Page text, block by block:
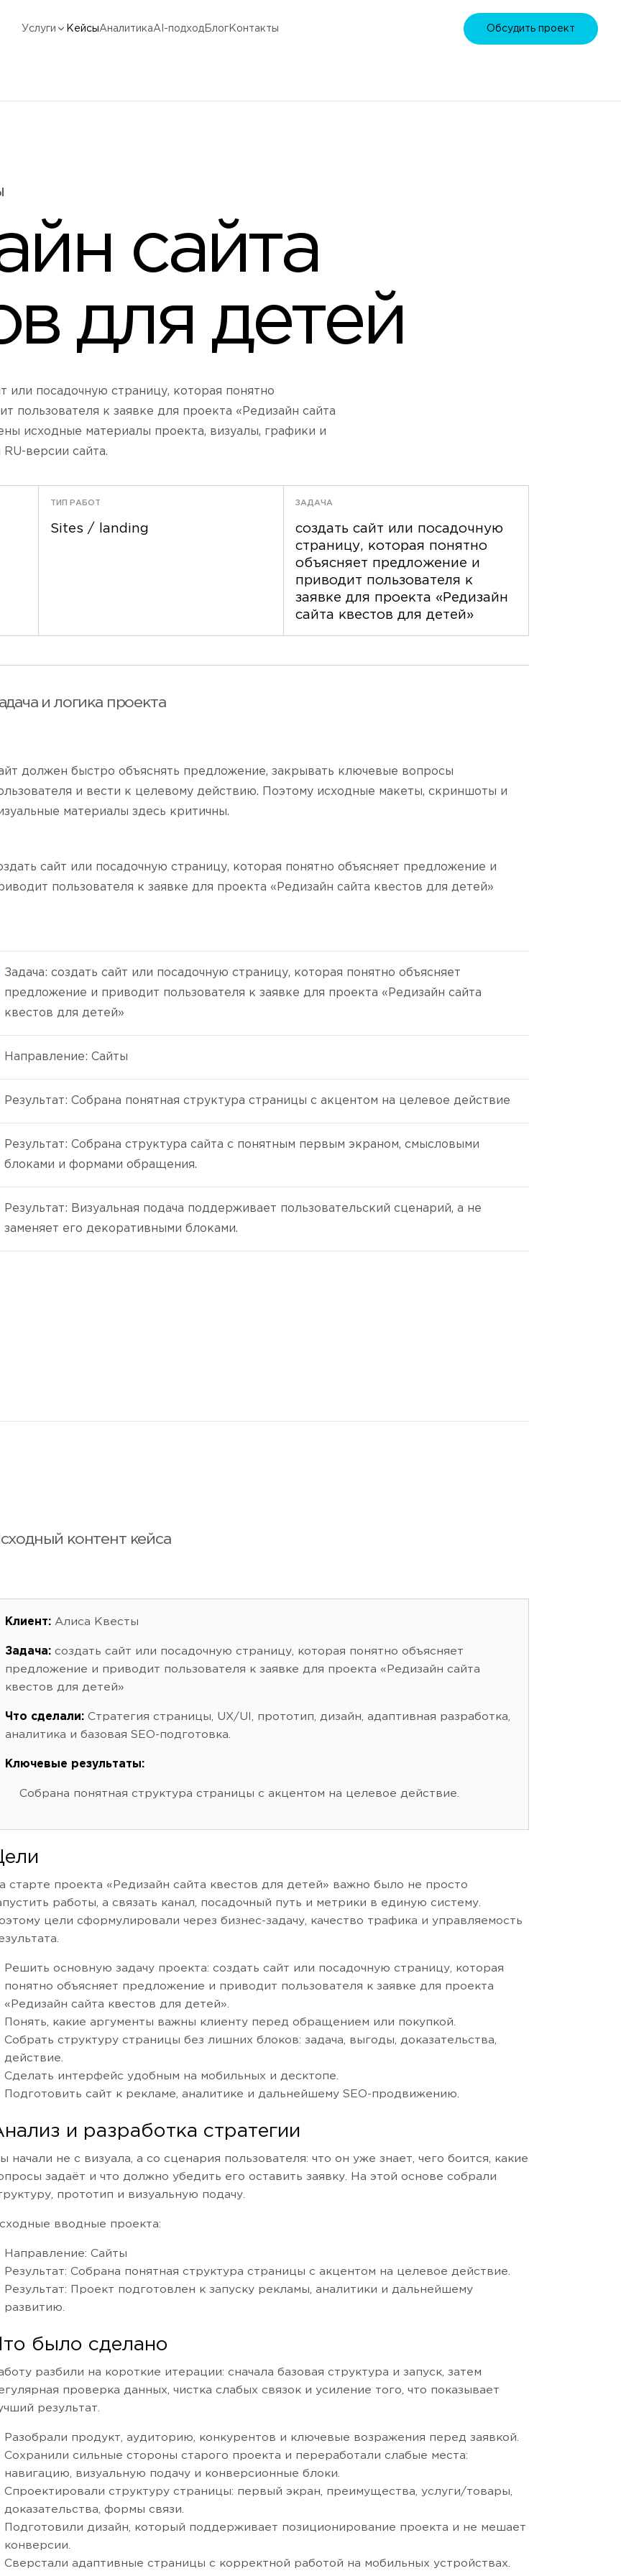
Услуги КейсыАналитикаAI-подход БлогКонтакты Обсудить проект
сайта
для детей
или посадочную страницу, которая понятно
пользователя к заявке для проекта «Редизайн сайта
исходные материалы проекта, визуалы, графики и
версии сайта.
ТИП РАБОТ
Sites / landing
ЗАДАЧА
создать сайт или посадочную
страницу, которая понятно
объясняет предложение и
приводит пользователя к
заявке для проекта «Редизайн
сайта квестов для детей»
и логика проекта
должен быстро объяснять предложение, закрывать ключевые вопросы
и вести к целевому действию. Поэтому исходные макеты, скриншоты и
материалы здесь критичны.
сайт или посадочную страницу, которая понятно объясняет предложение и
пользователя к заявке для проекта «Редизайн сайта квестов для детей»
Задача: создать сайт или посадочную страницу, которая понятно объясняет
предложение и приводит пользователя к заявке для проекта «Редизайн сайта
квестов для детей»
Направление: Сайты
Результат: Собрана понятная структура страницы с акцентом на целевое действие
Результат: Собрана структура сайта с понятным первым экраном, смысловыми
блоками и формами обращения.
Результат: Визуальная подача поддерживает пользовательский сценарий, а не
заменяет его декоративными блоками.
контент кейса
Клиент:Алиса Квесты
Задача:создать сайт или посадочную страницу, которая понятно объясняет
предложение и приводит пользователя к заявке для проекта «Редизайн сайта
квестов для детей»
Что сделали:Стратегия страницы, UX/UI, прототип, дизайн, адаптивная разработка,
аналитика и базовая SEO-подготовка.
Ключевые результаты:
Собрана понятная структура страницы с акцентом на целевое действие.
старте проекта «Редизайн сайта квестов для детей» важно было не просто
работы, а связать канал, посадочный путь и метрики в единую систему.
цели сформулировали через бизнес-задачу, качество трафика и управляемость
Решить основную задачу проекта: создать сайт или посадочную страницу, которая
понятно объясняет предложение и приводит пользователя к заявке для проекта
«Редизайн сайта квестов для детей».
Понять, какие аргументы важны клиенту перед обращением или покупкой.
Собрать структуру страницы без лишних блоков: задача, выгоды, доказательства,
действие.
Сделать интерфейс удобным на мобильных и десктопе.
Подготовить сайт к рекламе, аналитике и дальнейшему SEO-продвижению.
и разработка стратегии
начали не с визуала, а со сценария пользователя: что он уже знает, чего боится, какие
задаёт и что должно убедить его оставить заявку. На этой основе собрали
прототип и визуальную подачу.
вводные проекта:
Направление: Сайты
Результат: Собрана понятная структура страницы с акцентом на целевое действие.
Результат: Проект подготовлен к запуску рекламы, аналитики и дальнейшему
развитию.
было сделано
разбили на короткие итерации: сначала базовая структура и запуск, затем
проверка данных, чистка слабых связок и усиление того, что показывает
результат.
Разобрали продукт, аудиторию, конкурентов и ключевые возражения перед заявкой.
Сохранили сильные стороны старого проекта и переработали слабые места:
навигацию, визуальную подачу и конверсионные блоки.
Спроектировали структуру страницы: первый экран, преимущества, услуги/товары,
доказательства, формы связи.
Подготовили дизайн, который поддерживает позиционирование проекта и не мешает
конверсии.
Сверстали адаптивные страницы с корректной работой на мобильных устройствах.